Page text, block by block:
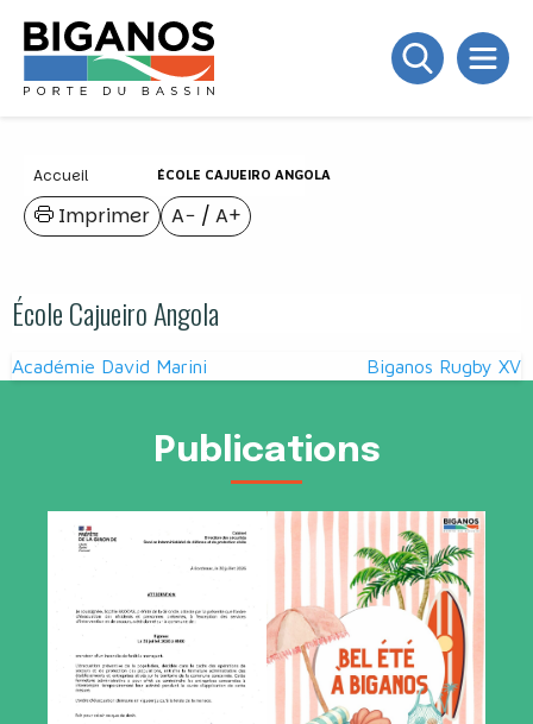
Accueil ÉCOLE CAJUEIRO ANGOLA
A− / A+
Imprimer
École Cajueiro Angola
Navigation
Académie David Marini Biganos Rugby XV
Publications